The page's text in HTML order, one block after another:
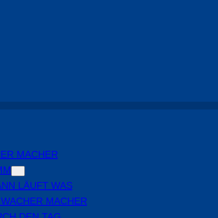
MACHER
LÄUFT WAS
MACHER